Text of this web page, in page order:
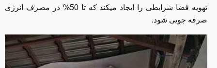
تهویه فضا شرایطی را ایجاد میکند که تا 50% در مصرف انرژی
صرفه جویی شود.